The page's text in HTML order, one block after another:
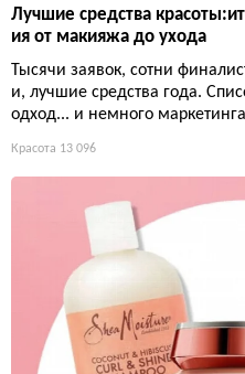
Лучшие средства
ия от макияжа до ухода
Тысячи заявок, сотни
и, лучшие средства года.
одход... и немного
Красота 13 096